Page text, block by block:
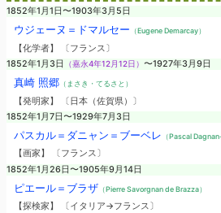
1852年1月1日〜1903年3月5日
ウジェーヌ＝ドマルセー （Eugene Demarcay）
【化学者】 〔フランス〕
1852年1月3日
（嘉永4年12月12日） 〜1927年3月9日
真崎 照郷（まさき・てるさと）
【発明家】 〔日本（佐賀県）〕
1852年1月7日〜1929年7月3日
パスカル＝ダニャン＝ブーベレ （Pascal
【画家】 〔フランス〕
1852年1月26日〜1905年9月14日
ピエール＝ブラザ （Pierre Savorgnan de Brazza）
【探検家】 〔イタリア→フランス〕